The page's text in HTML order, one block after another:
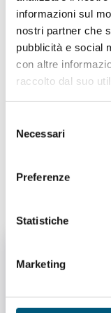
informazioni sul
nostri partner che
pubblicità e social
con altre
raccolto dal suo
delNecessari
Preferenze
Statistiche
Marketing
artistico.
|
Angelo